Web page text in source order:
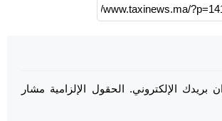
بريدك الإلكتروني. الحقول الإلزامية مشار